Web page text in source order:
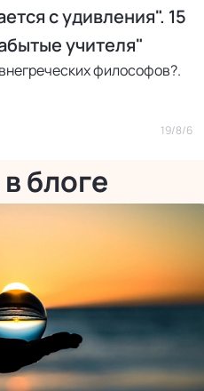
с удивления". 15
учителя"
философов?.
19/8/6
блоге